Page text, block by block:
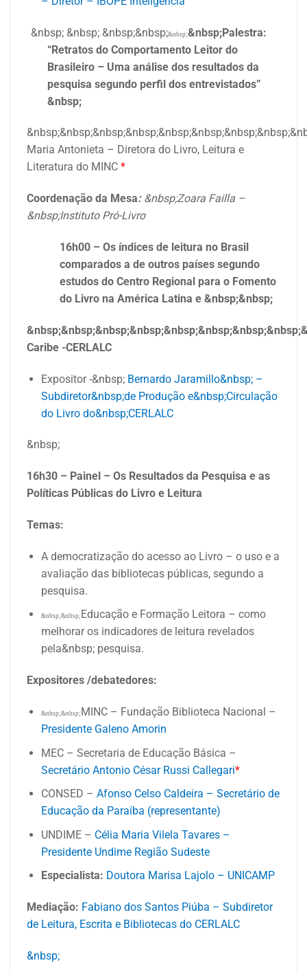
&nbsp; &nbsp; &nbsp;&nbsp;&nbsp;&nbsp;Palestra:
“Retratos do Comportamento Leitor do
Brasileiro – Uma análise dos resultados da
pesquisa segundo perfil dos entrevistados”
&nbsp;
Maria Antonieta – Diretora do Livro, Leitura e
Literatura do MINC *
Coordenação da Mesa: &nbsp;Zoara Failla –
&nbsp;Instituto Pró-Livro
16h00 – Os índices de leitura no Brasil
comparados a de outros países segundo
estudos do Centro Regional para o Fomento
do Livro na América Latina e &nbsp;&nbsp;
Caribe -CERLALC
Expositor -&nbsp; Bernardo Jaramillo&nbsp; –
Subdiretor&nbsp;de Produção e&nbsp;Circulação
do Livro do&nbsp;CERLALC
&nbsp;
16h30 – Painel – Os Resultados da Pesquisa e as
Políticas Públicas do Livro e Leitura
Temas:
A democratização do acesso ao Livro – o uso e a
avaliação das bibliotecas públicas, segundo a
pesquisa.
&nbsp;&nbsp; Educação e Formação Leitora – como
melhorar os indicadores de leitura revelados
pela&nbsp; pesquisa.
Expositores /debatedores:
&nbsp;&nbsp; MINC – Fundação Biblioteca Nacional –
Presidente Galeno Amorin
MEC – Secretaria de Educação Básica –
Secretário Antonio César Russi Callegari*
CONSED – Afonso Celso Caldeira – Secretário de
Educação da Paraíba (representante)
UNDIME – Célia Maria Vilela Tavares –
Presidente Undime Região Sudeste
Especialista: Doutora Marisa Lajolo – UNICAMP
Mediação: Fabiano dos Santos Piúba – Subdiretor
de Leitura, Escrita e Bibliotecas do CERLALC
&nbsp;